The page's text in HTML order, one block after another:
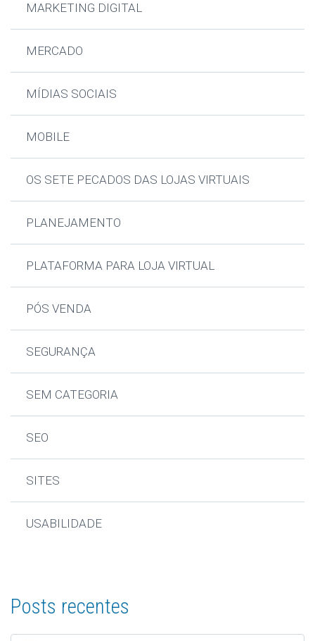
MARKETING DIGITAL
MERCADO
MÍDIAS SOCIAIS
MOBILE
OS SETE PECADOS DAS LOJAS VIRTUAIS
PLANEJAMENTO
PLATAFORMA PARA LOJA VIRTUAL
PÓS VENDA
SEGURANÇA
SEM CATEGORIA
SEO
SITES
USABILIDADE
Posts recentes